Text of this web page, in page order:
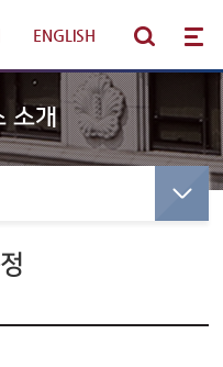
ENGLISH
는 결정
결정
소개